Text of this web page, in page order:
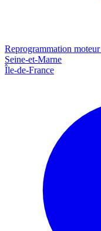
Reprogrammation moteur
Seine-et-Marne
Île-de-France